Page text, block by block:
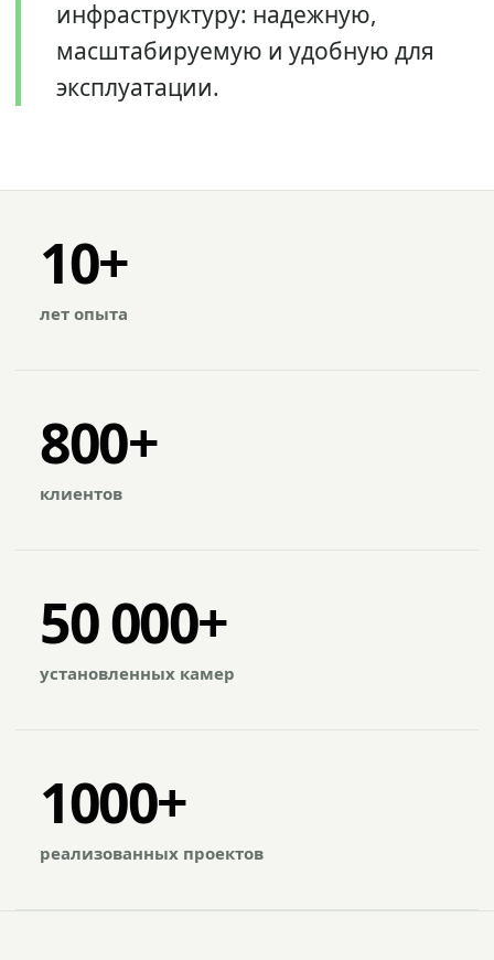
инфраструктуру: надежную,
масштабируемую и удобную для
эксплуатации.
10+
лет опыта
800+
клиентов
50 000+
установленных камер
1000+
реализованных проектов